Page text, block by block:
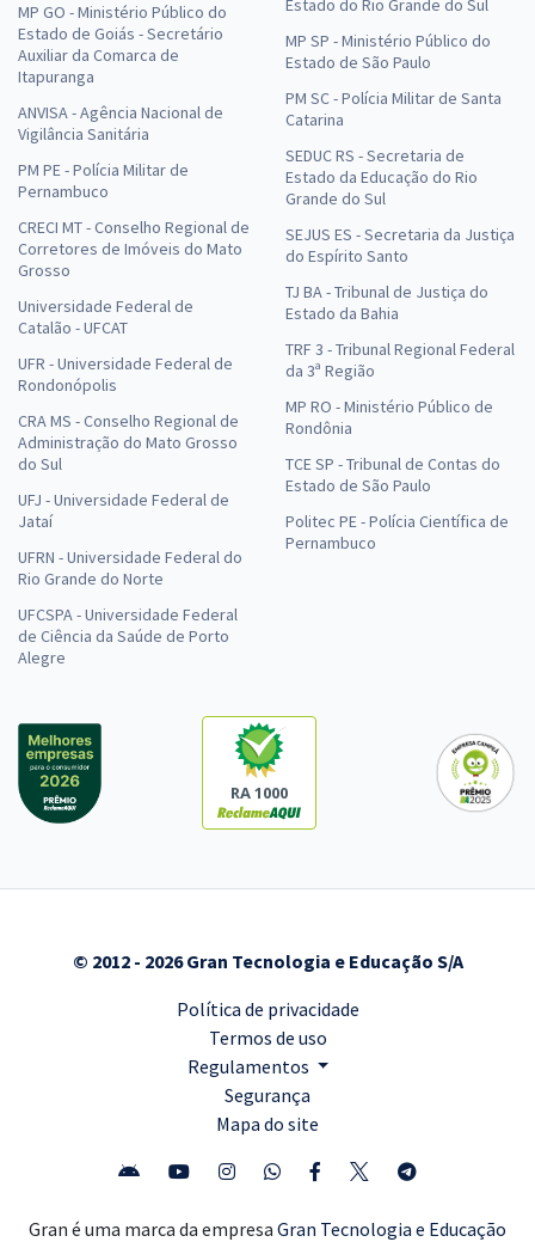
MP GO - Ministério Público do
Estado de Goiás - Secretário
Auxiliar da Comarca de
Itapuranga
ANVISA - Agência Nacional de
Vigilância Sanitária
PM PE - Polícia Militar de
Pernambuco
CRECI MT - Conselho Regional de
Corretores de Imóveis do Mato
Grosso
Universidade Federal de
Catalão - UFCAT
UFR - Universidade Federal de
Rondonópolis
CRA MS - Conselho Regional de
Administração do Mato Grosso
do Sul
UFJ - Universidade Federal de
Jataí
UFRN - Universidade Federal do
Rio Grande do Norte
UFCSPA - Universidade Federal
de Ciência da Saúde de Porto
Alegre
Estado do Rio Grande do Sul
MP SP - Ministério Público do
Estado de São Paulo
PM SC - Polícia Militar de Santa
Catarina
SEDUC RS - Secretaria de
Estado da Educação do Rio
Grande do Sul
SEJUS ES - Secretaria da Justiça
do Espírito Santo
TJ BA - Tribunal de Justiça do
Estado da Bahia
TRF 3 - Tribunal Regional Federal
da 3ª Região
MP RO - Ministério Público de
Rondônia
TCE SP - Tribunal de Contas do
Estado de São Paulo
Politec PE - Polícia Científica de
Pernambuco
RA 1000
© 2012 - 2026 Gran Tecnologia e Educação S/A
Política de privacidade
Termos de uso
Regulamentos
Segurança
Mapa do site
Gran é uma marca da empresa Gran Tecnologia e Educação